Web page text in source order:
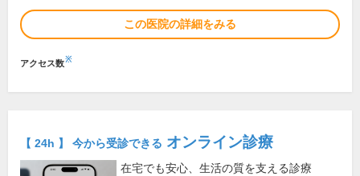
この医院の詳細をみる
アクセス数※
【 24h 】 今から受診できる オンライン診療
在宅でも安心、生活の質を支える診療